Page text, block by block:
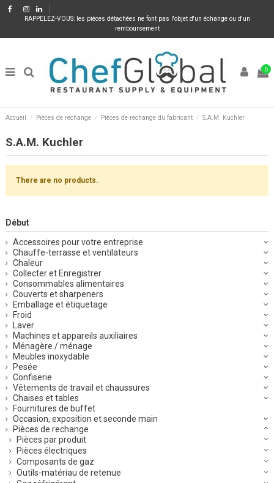
RAPPELEZ-VOUS: les pièces détachées ne font pas l'objet d'un échange ou d'un
remboursement
0
Accueil Pièces de rechange Pièces de rechange du fabricant S.A.M. Kuchler
S.A.M. Kuchler
There are no products.
Début
Accessoires pour votre entreprise
Chauffe-terrasse et ventilateurs
Chaleur
Collecter et Enregistrer
Consommables alimentaires
Couverts et sharpeners
Emballage et étiquetage
Froid
Laver
Machines et appareils auxiliaires
Ménagère / ménage
Meubles inoxydable
Pesée
Confiserie
Vêtements de travail et chaussures
Chaises et tables
Fournitures de buffet
Occasion, exposition et seconde main
Pièces de rechange
Pièces par produit
Pièces électriques
Composants de gaz
Outils-matériau de retenue